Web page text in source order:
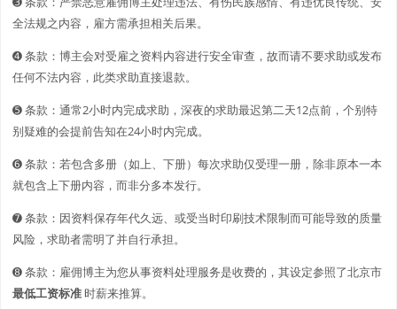
全法规之内容，雇方需承担相关后果。
➍ 条款：博主会对受雇之资料内容进行安全审查，故而请不要求助或发布
任何不法内容，此类求助直接退款。
➎ 条款：通常2小时内完成求助，深夜的求助最迟第二天12点前，个别特
别疑难的会提前告知在24小时内完成。
➏ 条款：若包含多册（如上、下册）每次求助仅受理一册，除非原本一本
就包含上下册内容，而非分多本发行。
➐ 条款：因资料保存年代久远、或受当时印刷技术限制而可能导致的质量
风险，求助者需明了并自行承担。
➑ 条款：雇佣博主为您从事资料处理服务是收费的，其设定参照了北京市
最低工资标准时薪来推算。